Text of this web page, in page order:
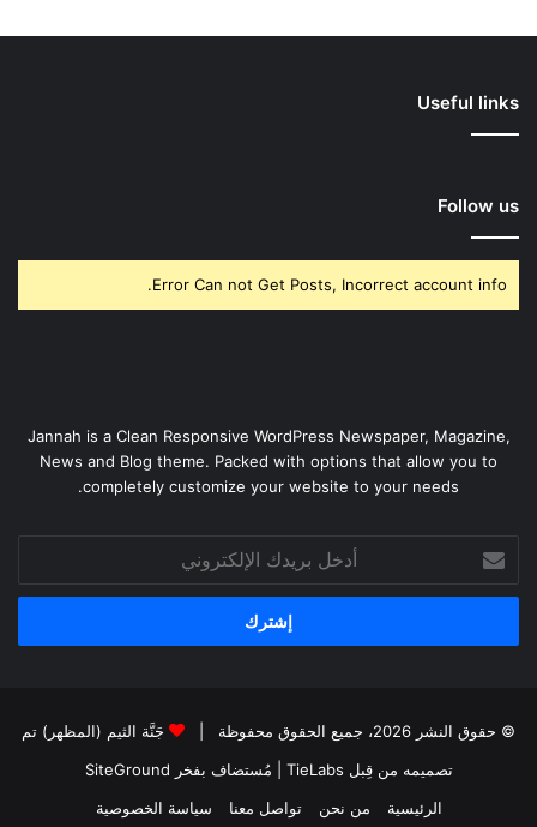
Useful links
Follow us
Error Can not Get Posts, Incorrect account info.
Jannah is a Clean Responsive WordPress Newspaper, Magazine,
News and Blog theme. Packed with options that allow you to
completely customize your website to your needs.
بريدك
الإلكتروني
© حقوق النشر 2026، جميع الحقوق محفوظة |
جَنَّة الثيم (المظهر) تم
تصميمه من قِبل TieLabs
| مُستضاف بفخر SiteGround
الرئيسية
من نحن تواصل معنا سياسة الخصوصية